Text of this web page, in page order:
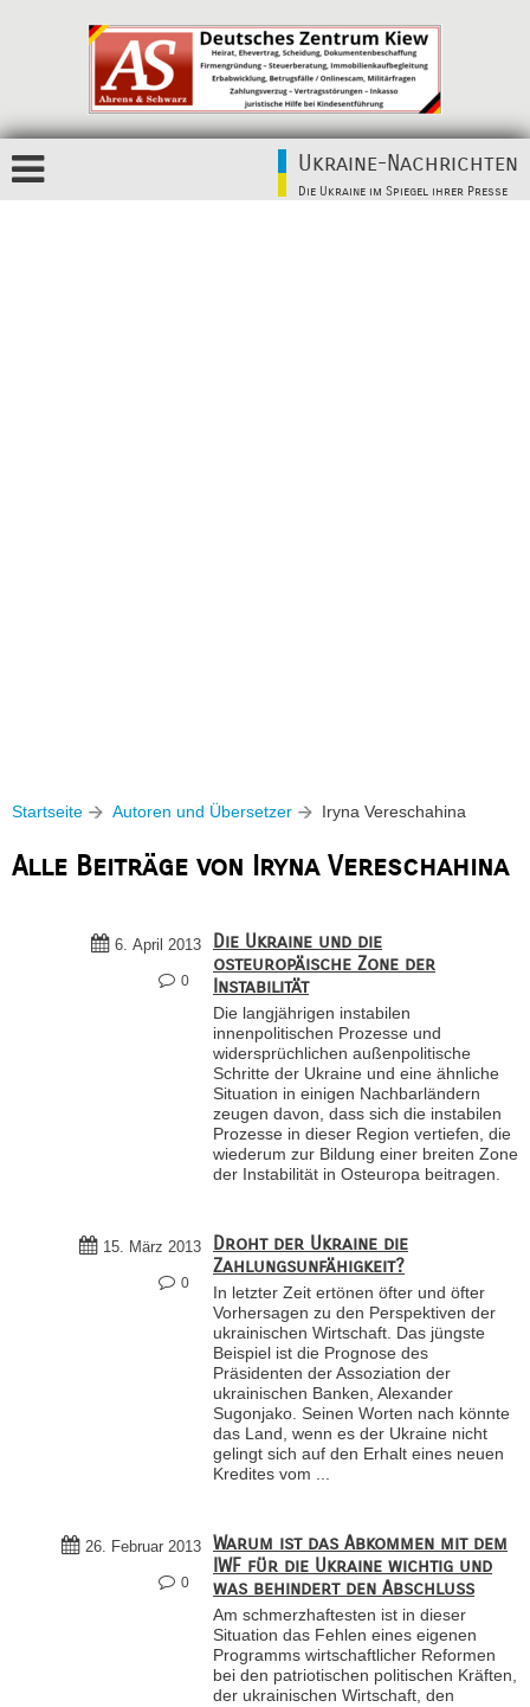
Ukraine-Nachrichten
Die Ukraine im Spiegel ihrer Presse
Startseite Autoren und Übersetzer Iryna Vereschahina
Alle Beiträge von Iryna Vereschahina
6. April 2013
0
Die Ukraine und die
osteuropäische Zone der
Instabilität
Die langjährigen instabilen
innenpolitischen Prozesse und
widersprüchlichen außenpolitische
Schritte der Ukraine und eine ähnliche
Situation in einigen Nachbarländern
zeugen davon, dass sich die instabilen
Prozesse in dieser Region vertiefen, die
wiederum zur Bildung einer breiten Zone
der Instabilität in Osteuropa beitragen.
15. März 2013
0
Droht der Ukraine die
Zahlungsunfähigkeit?
In letzter Zeit ertönen öfter und öfter
Vorhersagen zu den Perspektiven der
ukrainischen Wirtschaft. Das jüngste
Beispiel ist die Prognose des
Präsidenten der Assoziation der
ukrainischen Banken, Alexander
Sugonjako. Seinen Worten nach könnte
das Land, wenn es der Ukraine nicht
gelingt sich auf den Erhalt eines neuen
Kredites vom ...
26. Februar 2013
0
Warum ist das Abkommen mit dem
IWF für die Ukraine wichtig und
was behindert den Abschluss
Am schmerzhaftesten ist in dieser
Situation das Fehlen eines eigenen
Programms wirtschaftlicher Reformen
bei den patriotischen politischen Kräften,
der ukrainischen Wirtschaft, den